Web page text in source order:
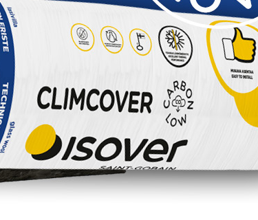
Välivainio
Rauma
Varkaus